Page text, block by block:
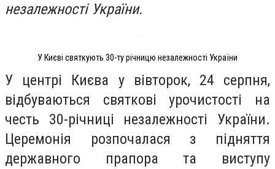
незалежності України.
У Києві святкують 30-ту річницю незалежності України
У центрі Києва у вівторок, 24 серпня,
відбуваються святкові урочистості на
честь 30-річниці незалежності України.
Церемонія розпочалася з підняття
державного прапора та виступу